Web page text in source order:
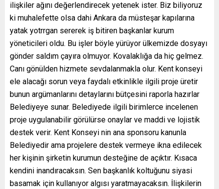
ilişkiler ağını değerlendirecek yetenek ister. Biz biliyoruz
ki muhalefette olsa dahi Ankara da müsteşar kapılarına
yatak yotrrgan sererek iş bitiren başkanlar kurum
yöneticileri oldu. Bu işler böyle yürüyor ülkemizde dosyayı
gönder saldım çayıra olmuyor. Kovalaklığa da hiç gelmez.
Canı gönülden hizmete sevdalanmakla olur. Kent konseyi
ele alacağı sorun veya faydalı etkinlikle ilgili proje üretir
bunun argümanlarını detaylarını bütçesini raporla hazırlar
Belediyeye sunar. Belediyede ilgili birimlerce incelenen
proje uygulanabilir görülürse onaylar ve maddi ve lojistik
destek verir. Kent Konseyi nin ana sponsoru kanunla
Belediyedir ama projelere destek vermeye ikna edilecek
her kişinin şirketin kurumun desteğine de açıktır. Kısaca
kendini inandıracaksın. Sen başkanlık koltuğunu siyasi
basamak için kullanıyor algısı yaratmayacaksın. İlişkilerin